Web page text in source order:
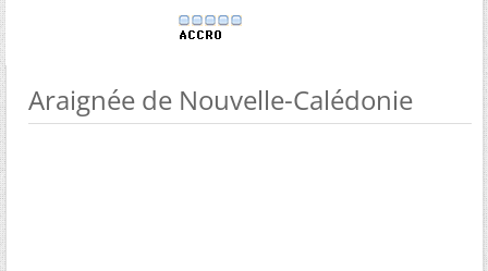
Araignée de Nouvelle-Calédonie